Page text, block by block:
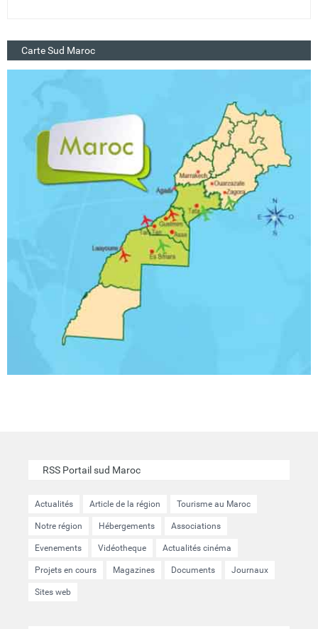
Carte Sud Maroc
RSS Portail sud Maroc
Actualités Article de la région Tourisme au Maroc
Notre région Hébergements Associations
Evenements Vidéotheque Actualités cinéma
Projets en cours Magazines Documents Journaux
Sites web